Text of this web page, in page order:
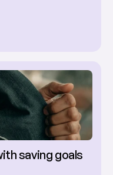
saving goals